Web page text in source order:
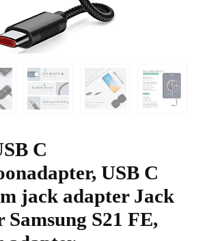
C
USB C
jack adapter Jack
S21 FE,